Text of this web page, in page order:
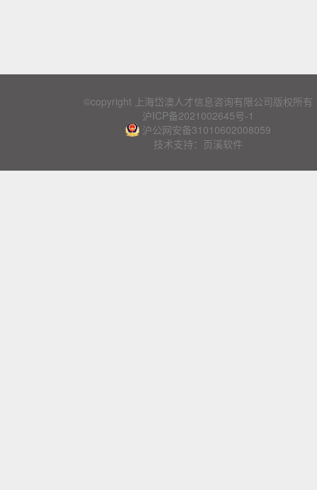
©copyright 上海岱澳人才信息咨询有限公司版权所有
沪ICP备2021002645号-1
沪公网安备31010602008059
技术支持：页溪软件